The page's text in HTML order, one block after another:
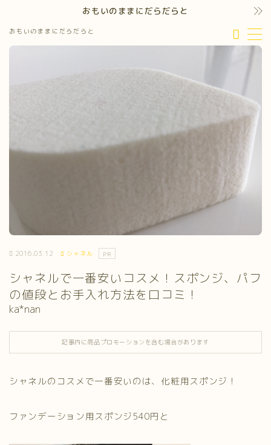
おもいのままにだらだらと
おもいのままにだらだらと
MENU
2016.03.12 シャネル PR
シャネルで一番安いコスメ！スポンジ、パフ
の値段とお手入れ方法を口コミ！
ka*nan
記事内に商品プロモーションを含む場合があります
シャネルのコスメで一番安いのは、化粧用スポンジ！
ファンデーション用スポンジ540円と